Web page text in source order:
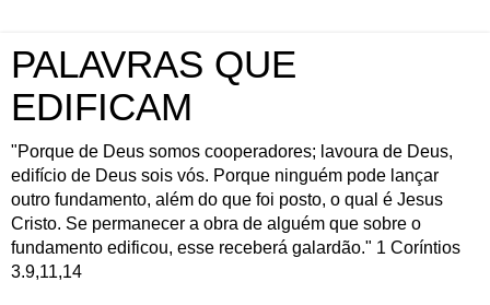
PALAVRAS QUE
EDIFICAM
"Porque de Deus somos cooperadores; lavoura de Deus,
edifício de Deus sois vós. Porque ninguém pode lançar
outro fundamento, além do que foi posto, o qual é Jesus
Cristo. Se permanecer a obra de alguém que sobre o
fundamento edificou, esse receberá galardão." 1 Coríntios
3.9,11,14